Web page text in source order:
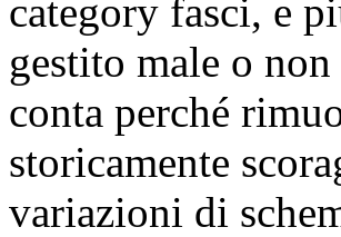
category fasci, e
gestito male o
conta perché
storicamente
variazioni di